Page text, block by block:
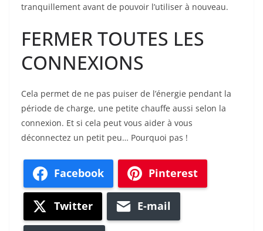
tranquillement avant de pouvoir l’utiliser à nouveau.
FERMER TOUTES LES
CONNEXIONS
Cela permet de ne pas puiser de l’énergie pendant la
période de charge, une petite chauffe aussi selon la
connexion. Et si cela peut vous aider à vous
déconnectez un petit peu… Pourquoi pas !
Facebook Pinterest
Twitter E-mail